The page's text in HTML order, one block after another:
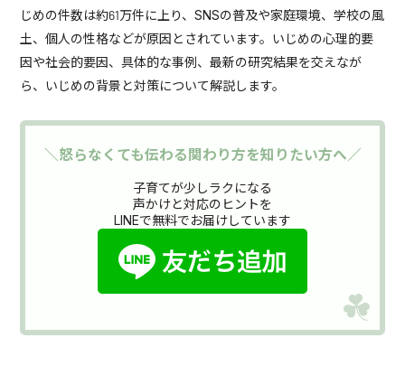
じめの件数は約61万件に上り、SNSの普及や家庭環境、学校の風
土、個人の性格などが原因とされています。いじめの心理的要
因や社会的要因、具体的な事例、最新の研究結果を交えなが
ら、いじめの背景と対策について解説します。
＼怒らなくても伝わる関わり方を知りたい方へ／
子育てが少しラクになる
声かけと対応のヒントを
LINEで無料でお届けしています